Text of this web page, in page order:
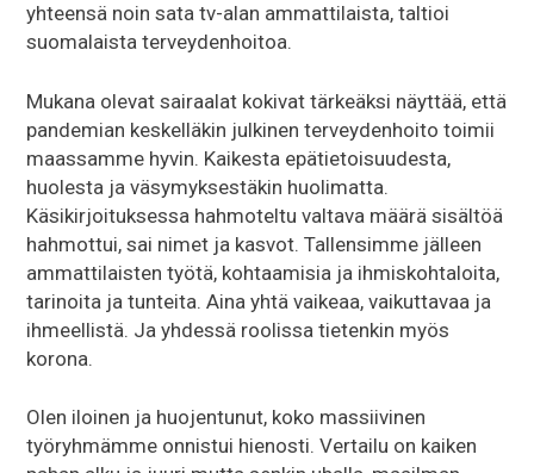
yhteensä noin sata tv-alan ammattilaista, taltioi
suomalaista terveydenhoitoa.
Mukana olevat sairaalat kokivat tärkeäksi näyttää, että
pandemian keskelläkin julkinen terveydenhoito toimii
maassamme hyvin. Kaikesta epätietoisuudesta,
huolesta ja väsymyksestäkin huolimatta.
Käsikirjoituksessa hahmoteltu valtava määrä sisältöä
hahmottui, sai nimet ja kasvot. Tallensimme jälleen
ammattilaisten työtä, kohtaamisia ja ihmiskohtaloita,
tarinoita ja tunteita. Aina yhtä vaikeaa, vaikuttavaa ja
ihmeellistä. Ja yhdessä roolissa tietenkin myös
korona.
Olen iloinen ja huojentunut, koko massiivinen
työryhmämme onnistui hienosti. Vertailu on kaiken